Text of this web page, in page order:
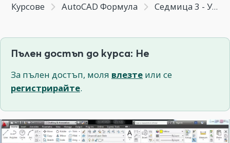
Курсове AutoCAD Формула Седмица 3 - Умни мащаби, точност и специалзирани команди за чертане
Пълен достъп до курса: Не
За пълен достъп, моля влезте или се
регистрирайте.